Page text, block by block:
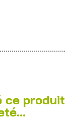
ce produit